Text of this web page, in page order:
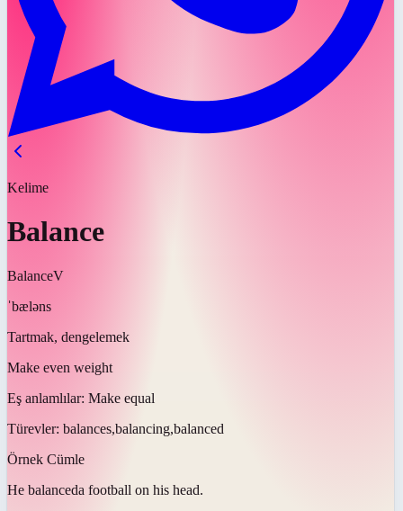
Kelime
Balance
BalanceV
ˈbæləns
Tartmak, dengelemek
Make even weight
Eş anlamlılar: Make equal
Türevler: balances,balancing,balanced
Örnek Cümle
He balanceda football on his head.